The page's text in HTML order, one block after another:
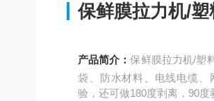
保鲜膜拉力机/
产品简介：保鲜膜拉力机/塑
袋、防水材料、电线电缆、
验，还可做180度剥离，90度